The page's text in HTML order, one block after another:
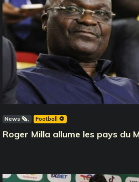
News 🗞️ Football ⚽️
Roger Milla allume les pays du